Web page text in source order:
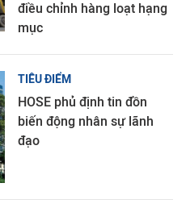
điều chỉnh hàng loạt hạng
mục
TIÊU ĐIỂM
HOSE phủ định tin đồn
biến động nhân sự lãnh
đạo